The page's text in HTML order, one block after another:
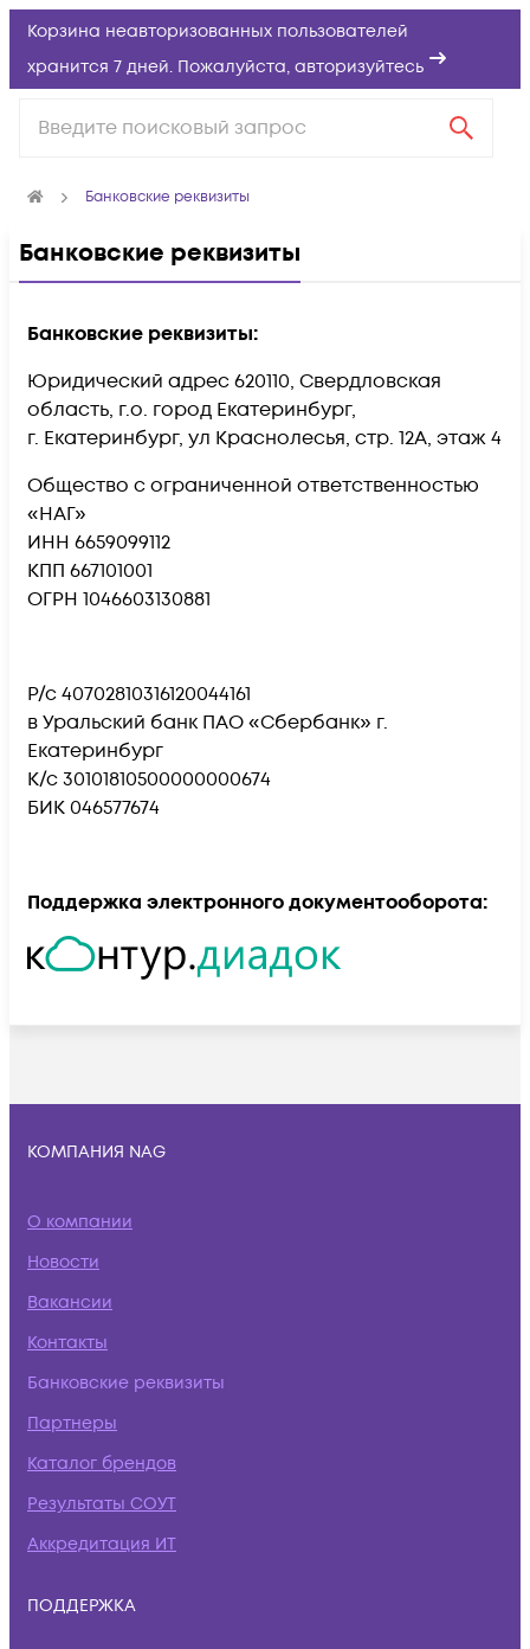
Корзина неавторизованных пользователей
хранится 7 дней. Пожалуйста, авторизуйтесь
Банковские реквизиты
Банковские реквизиты
Банковские реквизиты:
Юридический адрес 620110, Свердловская
область, г.о. город Екатеринбург,
г. Екатеринбург, ул Краснолесья, стр. 12А, этаж 4
Общество с ограниченной ответственностью
«НАГ»
ИНН 6659099112
КПП 667101001
ОГРН 1046603130881
Р/с 40702810316120044161
в Уральский банк ПАО «Сбербанк» г.
Екатеринбург
К/с 30101810500000000674
БИК 046577674
Поддержка электронного документооборота:
КОМПАНИЯ NAG
О компании
Новости
Вакансии
Контакты
Банковские реквизиты
Партнеры
Каталог брендов
Результаты СОУТ
Аккредитация ИТ
ПОДДЕРЖКА